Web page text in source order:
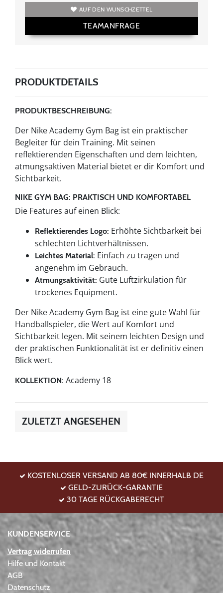
AUF DEN WUNSCHZETTEL
TEAMANFRAGE
PRODUKTDETAILS
PRODUKTBESCHREIBUNG:
Der Nike Academy Gym Bag ist ein praktischer
Begleiter für dein Training. Mit seinen
reflektierenden Eigenschaften und dem leichten,
atmungsaktiven Material bietet er dir Komfort und
Sichtbarkeit.
NIKE GYM BAG: PRAKTISCH UND KOMFORTABEL
Die Features auf einen Blick:
Reflektierendes Logo: Erhöhte Sichtbarkeit bei
schlechten Lichtverhältnissen.
Leichtes Material: Einfach zu tragen und
angenehm im Gebrauch.
Atmungsaktivität: Gute Luftzirkulation für
trockenes Equipment.
Der Nike Academy Gym Bag ist eine gute Wahl für
Handballspieler, die Wert auf Komfort und
Sichtbarkeit legen. Mit seinem leichten Design und
der praktischen Funktionalität ist er definitiv einen
Blick wert.
KOLLEKTION: Academy 18
ZULETZT ANGESEHEN
KOSTENLOSER VERSAND AB 80€ INNERHALB DE
GELD-ZURÜCK-GARANTIE
30 TAGE RÜCKGABERECHT
KUNDENSERVICE
Vertrag widerrufen
Hilfe und Kontakt
AGB
Datenschutz